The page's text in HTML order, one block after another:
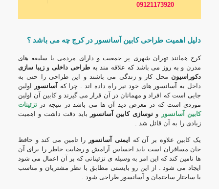
09121173920
دلیل اهمیت طراحی کابین آسانسور در کرج چه می باشد ؟
کرج همانند تهران شهری پر جمعیت و دارای مردمی با سلیقه های
مدرن و به روز می باشد که علاقه مند به طراحی داخلیوزیبا سازی
دکوراسیون محل کار و زندگی می باشند و این طراحی را حتی به
داخل به آسانسور های خود نیز راه داده اند . چرا که آسانسور
اولین
جایی است که افراد و مهمانان در آن قرار می گیرند و کابین آن اولین
موردی است که در معرض دید آن ها می باشد در نتیجه درتزئینات
کابین آسانسور
و نوسازی کابین آسانسور
باید دقت داشت و اهمیت
زیادی را به آن قائل شد .
یک کابین علاوه بر آن که ایمنی آسانسور
را تامین می کند و حافظ
جان مسافران است باید احساس آرامش و رضایت خاطر را برای آن
ها تامین کند که این امر به وسیله ی تزئیناتی که بر آن اعمال می شود
ایجاد می شود . از این رو بایستی مطابق با نظر مشتریان و مناسب
با ساختار ساختمان و آسانسور طراحی شود .